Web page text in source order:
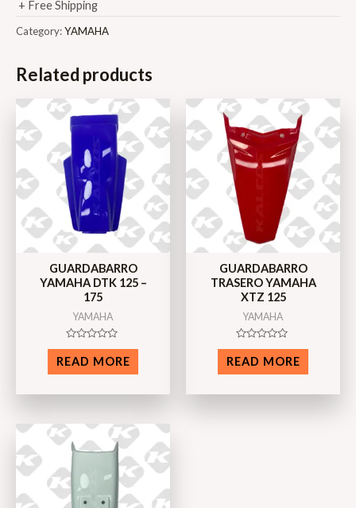
+ Free Shipping
Category:YAMAHA
Related products
GUARDABARRO
YAMAHA DTK 125 –
175
YAMAHA
Rated
0
out
of
READ MORE
GUARDABARRO
TRASERO YAMAHA
XTZ 125
YAMAHA
Rated
0
out
of
READ MORE